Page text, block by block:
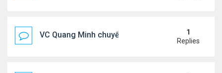
VC Quang Minh chuyển về tổ ấm
1
Replies